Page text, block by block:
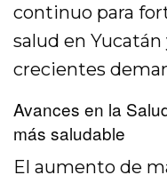
continuo para
salud en Yucatán
crecientes
Avances en la
más saludable
El aumento de